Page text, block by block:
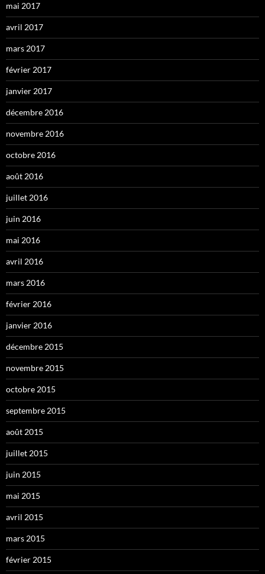
mai 2017
avril 2017
mars 2017
février 2017
janvier 2017
décembre 2016
novembre 2016
octobre 2016
août 2016
juillet 2016
juin 2016
mai 2016
avril 2016
mars 2016
février 2016
janvier 2016
décembre 2015
novembre 2015
octobre 2015
septembre 2015
août 2015
juillet 2015
juin 2015
mai 2015
avril 2015
mars 2015
février 2015